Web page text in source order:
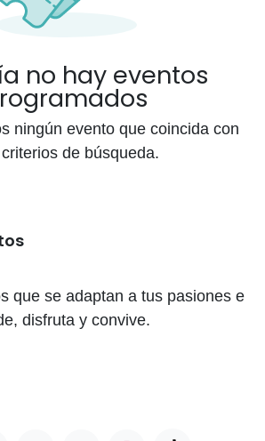
no hay eventos
ningún evento que coincida con
de búsqueda.
que se adaptan a tus pasiones e
disfruta y convive.